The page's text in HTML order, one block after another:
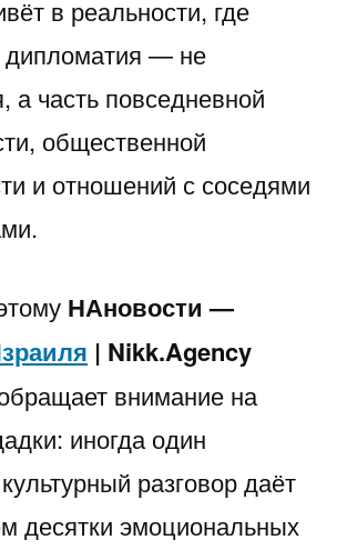
в реальности, где
дипломатия — не
а часть повседневной
общественной
и отношений с соседями
НАновости —
| Nikk.Agency
внимание на
иногда один
разговор даёт
десятки эмоциональных